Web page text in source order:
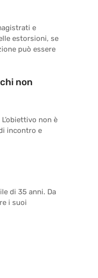
e
estorsioni, se
può essere
non
non è
incontro e
di 35 anni. Da
i suoi